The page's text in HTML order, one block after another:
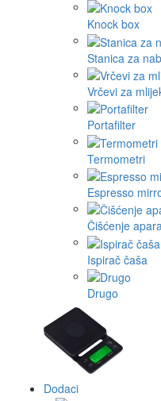
Knock box
Stanica za
Vrčevi za
Portafilter
Termometri
Espresso
Čišćenje
Ispirač čaša
Drugo
Dodaci